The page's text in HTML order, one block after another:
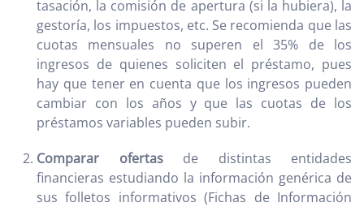
tasación, la comisión de apertura (si la hubiera), la
gestoría, los impuestos, etc. Se recomienda que las
cuotas mensuales no superen el 35% de los
ingresos de quienes soliciten el préstamo, pues
hay que tener en cuenta que los ingresos pueden
cambiar con los años y que las cuotas de los
préstamos variables pueden subir.
Comparar ofertasde distintas entidades
financieras estudiando la información genérica de
sus folletos informativos (Fichas de Información